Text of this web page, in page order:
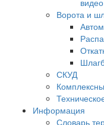
видео
Ворота и
СКУД
Информация
Словарь